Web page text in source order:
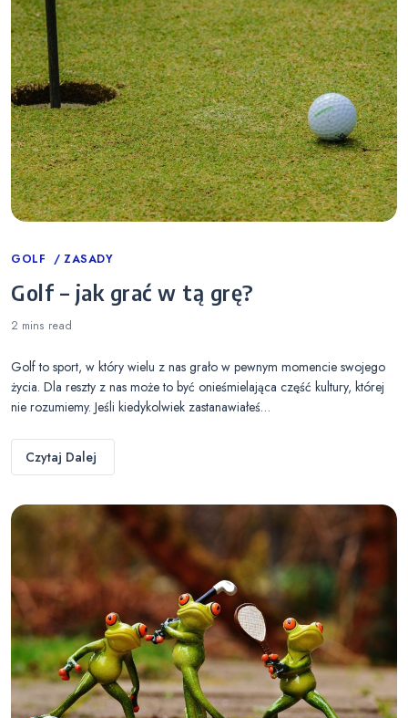
Categories
GOLF ZASADY
Golf – jak grać w tą grę?
2 mins read
Golf to sport, w który wielu z nas grało w pewnym momencie swojego
życia. Dla reszty z nas może to być onieśmielająca część kultury, której
nie rozumiemy. Jeśli kiedykolwiek zastanawiałeś…
Czytaj Dalej